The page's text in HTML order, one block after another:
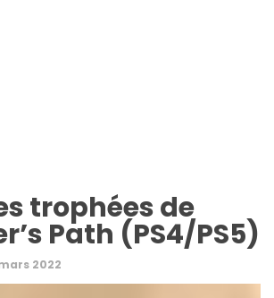
trophées de
Path (PS4/PS5)
2022